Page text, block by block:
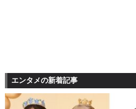
エンタメの新着記事